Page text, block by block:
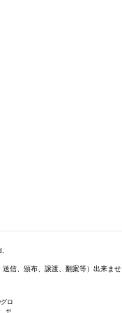
信、頒布、譲渡、翻案等）出来ませ
ロ
セ